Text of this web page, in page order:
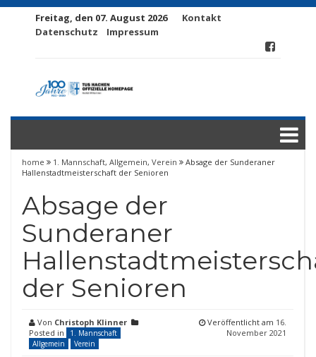
Freitag, den 07. August 2026
Kontakt
Datenschutz
Impressum
home 1. Mannschaft, Allgemein, Verein
Absage der Sunderaner
Hallenstadtmeisterschaft der Senioren
Absage der
Sunderaner
der Senioren
Von Christoph Klinner
Posted in
1. Mannschaft
Allgemein
Verein
Veröffentlicht am 16.
November 2021